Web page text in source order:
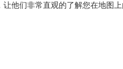
们非常直观的了解您在地图上